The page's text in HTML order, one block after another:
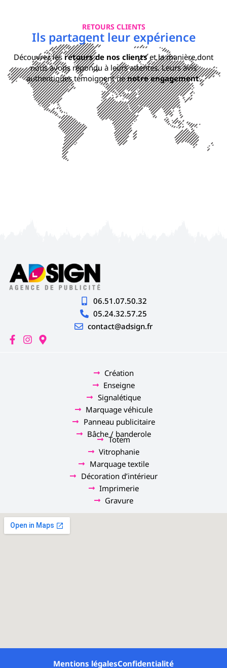
RETOURS CLIENTS
Ils partagent leur expérience
Découvrez lesretours de nos clientset la manière dont
nous avons répondu à leurs attentes. Leurs avis
authentiques témoignent denotre engagement.
06.51.07.50.32
05.24.32.57.25
contact@adsign.fr
Création
Enseigne
Signalétique
Marquage véhicule
Panneau publicitaire
Bâche / banderole
Totem
Vitrophanie
Marquage textile
Décoration d’intérieur
Imprimerie
Gravure
Mentions légalesConfidentialité